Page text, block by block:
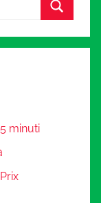
minuti